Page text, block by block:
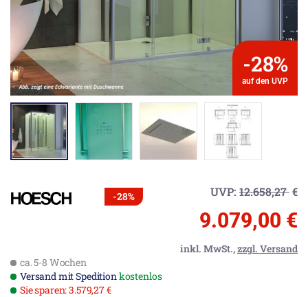
-28%
auf den UVP
-28% UVP: 12.658,27€
9.079,00 €
inkl. MwSt.,zzgl. Versand
ca. 5-8 Wochen
Versand mit Speditionkostenlos
Sie sparen: 3.579,27 €